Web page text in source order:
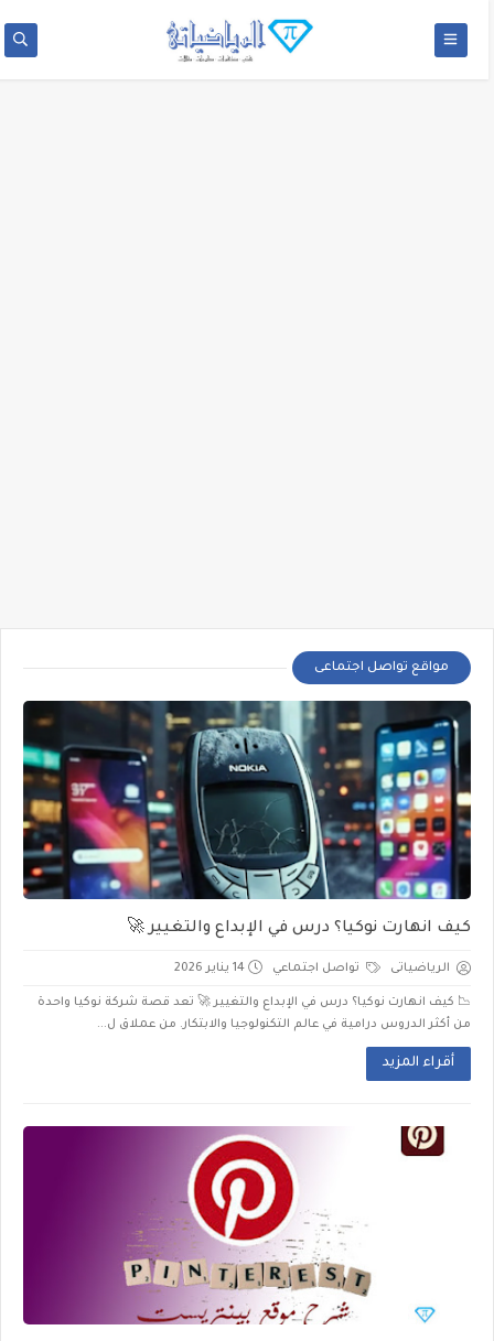
مواقع تواصل اجتماعى
كيف انهارت نوكيا؟ درس في الإبداع والتغيير 🚀
الرياضياتى تواصل اجتماعي 14 يناير 2026
📉 كيف انهارت نوكيا؟ درس في الإبداع والتغيير 🚀 تعد قصة شركة نوكيا واحدة
من أكثر الدروس درامية في عالم التكنولوجيا والابتكار. من عملاق ل...
أقراء المزيد